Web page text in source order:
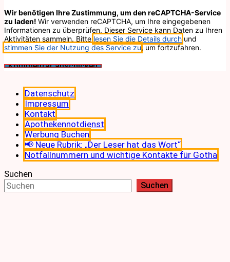
Wir benötigen Ihre Zustimmung, um den reCAPTCHA-Service
zu laden! Wir verwenden reCAPTCHA, um Ihre eingegebenen
Informationen zu überprüfen. Dieser Service kann Daten zu Ihren
Aktivitäten sammeln. Bitte lesen Sie die Details durch und
stimmen Sie der Nutzung des Service zu, um fortzufahren.
Datenschutz
Impressum
Kontakt
Apothekennotdienst
Werbung Buchen
📢 Neue Rubrik: „Der Leser hat das Wort“
Notfallnummern und wichtige Kontakte für Gotha
Suchen
Suchen